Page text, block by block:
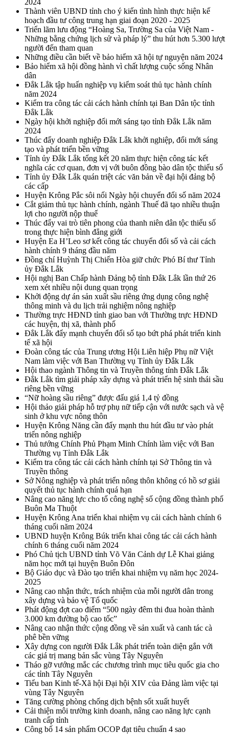
2024
Thành viên UBND tỉnh cho ý kiến tình hình thực hiện kế
hoạch đầu tư công trung hạn giai đoạn 2020 - 2025
Triển lãm lưu động “Hoàng Sa, Trường Sa của Việt Nam -
Những bằng chứng lịch sử và pháp lý” thu hút hơn 5.300 lượt
người đến tham quan
Những điều cần biết về bảo hiểm xã hội tự nguyện năm 2024
Bảo hiểm xã hội đồng hành vì chất lượng cuộc sống Nhân
dân
Đắk Lắk tập huấn nghiệp vụ kiểm soát thủ tục hành chính
năm 2024
Kiểm tra công tác cải cách hành chính tại Ban Dân tộc tỉnh
Đắk Lắk
Ngày hội khởi nghiệp đổi mới sáng tạo tỉnh Đắk Lắk năm
2024
Thúc đẩy doanh nghiệp Đắk Lắk khởi nghiệp, đổi mới sáng
tạo và phát triển bền vững
Tỉnh ủy Đắk Lắk tổng kết 20 năm thực hiện công tác kết
nghĩa các cơ quan, đơn vị với buôn đồng bào dân tộc thiểu số
Tỉnh ủy Đắk Lắk quán triệt các văn bản về đại hội đảng bộ
các cấp
Huyện Krông Pắc sôi nổi Ngày hội chuyển đổi số năm 2024
Cắt giảm thủ tục hành chính, ngành Thuế đã tạo nhiều thuận
lợi cho người nộp thuế
Thúc đẩy vai trò tiên phong của thanh niên dân tộc thiểu số
trong thực hiện bình đẳng giới
Huyện Ea H’Leo sơ kết công tác chuyển đổi số và cải cách
hành chính 9 tháng đầu năm
Đồng chí Huỳnh Thị Chiến Hòa giữ chức Phó Bí thư Tỉnh
ủy Đắk Lắk
Hội nghị Ban Chấp hành Đảng bộ tỉnh Đắk Lắk lần thứ 26
xem xét nhiều nội dung quan trọng
Khởi động dự án sản xuất sầu riêng ứng dụng công nghệ
thông minh và du lịch trải nghiệm nông nghiệp
Thường trực HĐND tỉnh giao ban với Thường trực HĐND
các huyện, thị xã, thành phố
Đắk Lắk đẩy mạnh chuyển đổi số tạo bứt phá phát triển kinh
tế xã hội
Đoàn công tác của Trung ương Hội Liên hiệp Phụ nữ Việt
Nam làm việc với Ban Thường vụ Tỉnh ủy Đắk Lắk
Hội thao ngành Thông tin và Truyền thông tỉnh Đắk Lắk
Đắk Lắk tìm giải pháp xây dựng và phát triển hệ sinh thái sầu
riêng bền vững
“Nữ hoàng sầu riêng” được đấu giá 1,4 tỷ đồng
Hội thảo giải pháp hỗ trợ phụ nữ tiếp cận với nước sạch và vệ
sinh ở khu vực nông thôn
Huyện Krông Năng cần đẩy mạnh thu hút đầu tư vào phát
triển nông nghiệp
Thủ tướng Chính Phủ Phạm Minh Chính làm việc với Ban
Thường vụ Tỉnh Đắk Lắk
Kiểm tra công tác cải cách hành chính tại Sở Thông tin và
Truyền thông
Sở Nông nghiệp và phát triển nông thôn không có hồ sơ giải
quyết thủ tục hành chính quá hạn
Nâng cao năng lực cho tổ công nghệ số cộng đồng thành phố
Buôn Ma Thuột
Huyện Krông Ana triển khai nhiệm vụ cải cách hành chính 6
tháng cuối năm 2024
UBND huyện Krông Búk triển khai công tác cải cách hành
chính 6 tháng cuối năm 2024
Phó Chủ tịch UBND tỉnh Võ Văn Cảnh dự Lễ Khai giảng
năm học mới tại huyện Buôn Đôn
Bộ Giáo dục và Đào tạo triển khai nhiệm vụ năm học 2024-
2025
Nâng cao nhận thức, trách nhiệm của mỗi người dân trong
xây dựng và bảo vệ Tổ quốc
Phát động đợt cao điểm “500 ngày đêm thi đua hoàn thành
3.000 km đường bộ cao tốc”
Nâng cao nhận thức cộng đồng về sản xuất và canh tác cà
phê bền vững
Xây dựng con người Đắk Lắk phát triển toàn diện gắn với
các giá trị mang bản sắc vùng Tây Nguyên
Tháo gỡ vướng mắc các chương trình mục tiêu quốc gia cho
các tỉnh Tây Nguyên
Tiểu ban Kinh tế-Xã hội Đại hội XIV của Đảng làm việc tại
vùng Tây Nguyên
Tăng cường phòng chống dịch bệnh sốt xuất huyết
Cải thiện môi trường kinh doanh, nâng cao năng lực cạnh
tranh cấp tỉnh
Công bố 14 sản phẩm OCOP đạt tiêu chuẩn 4 sao